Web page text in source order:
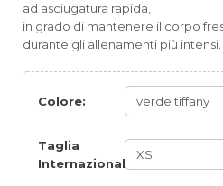
ad asciugatura rapida,
in grado di mantenere il corpo
durante gli allenamenti più intensi.
Colore:
Taglia
Internazionale: